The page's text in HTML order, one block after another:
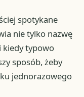
spotykane
nie tylko nazwę
kiedy typowo
sposób, żeby
jednorazowego